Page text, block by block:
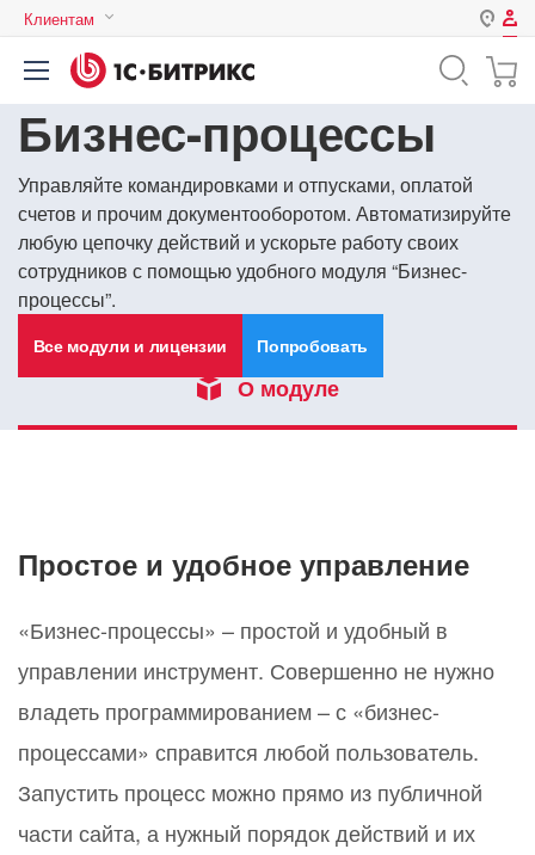
Клиентам
Казахстан
Авторизация
Логин
Пароль
Запомнить меня на этом
Забыли свой пароль?
Бизнес-процессы
Управляйте командировками и отпусками, оплатой
счетов и прочим документооборотом. Автоматизируйте
любую цепочку действий и ускорьте работу своих
сотрудников с помощью удобного модуля “Бизнес-
процессы”.
Все модули и лицензии Попробовать
О модуле
Простое и удобное управление
«Бизнес-процессы» – простой и удобный в
управлении инструмент. Совершенно не нужно
владеть программированием – с «бизнес-
процессами» справится любой пользователь.
Запустить процесс можно прямо из публичной
части сайта, а нужный порядок действий и их